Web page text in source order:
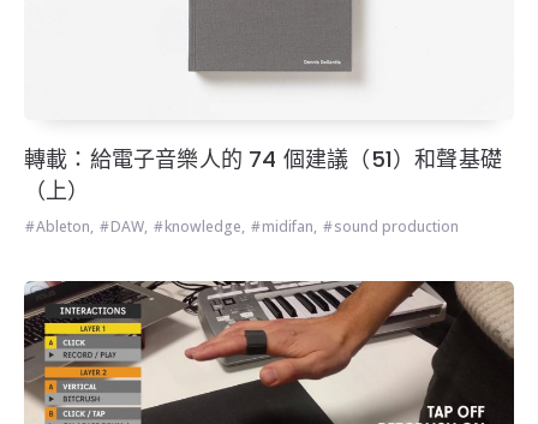
轉載：給電子音樂人的 74 個建議（51）和聲基礎
（上）
Ableton, DAW, knowledge, midifan, sound production